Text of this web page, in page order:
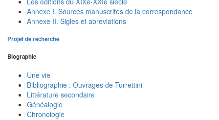
Annexe I. Sources manuscrites de la correspondance
Annexe II. Sigles et abréviations
Projet de recherche
Biographie
Une vie
Bibliographie : Ouvrages de Turrettini
Littérature secondaire
Généalogie
Chronologie